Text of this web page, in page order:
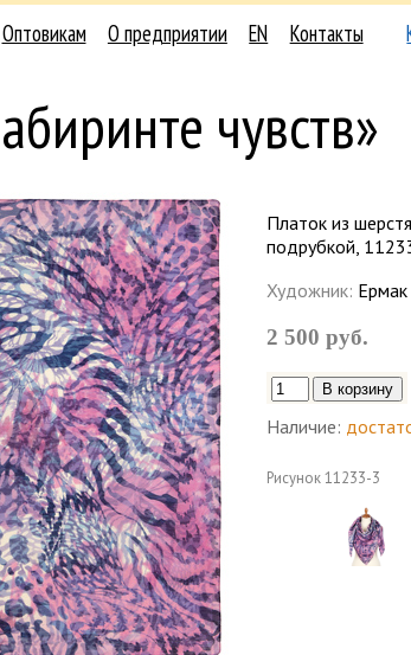
Оптовикам О предприятии EN Контакты
чувств»
Платок из
подрубкой,
Художник:
2 500 руб.
Наличие:
Рисунок11233-3